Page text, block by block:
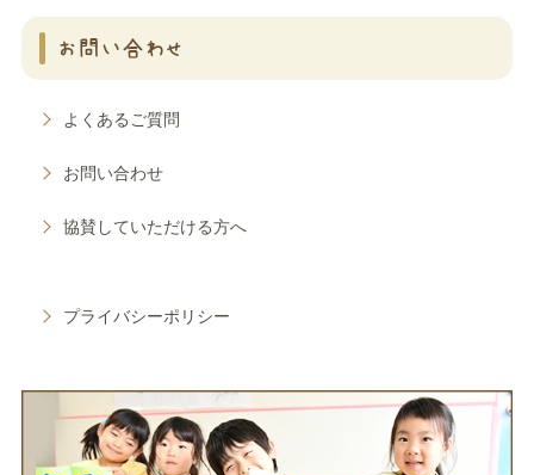
お問い合わせ
よくあるご質問
お問い合わせ
協賛していただける方へ
プライバシーポリシー